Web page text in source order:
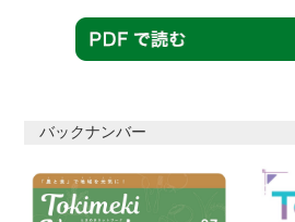
バックナンバー